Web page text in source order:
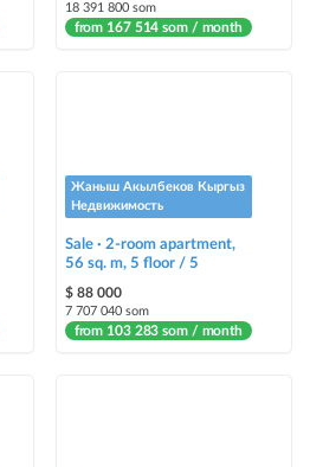
18 391 800 som
from 167 514 som / month
Жаныш Акылбеков Кыргыз
Недвижимость
Sale · 2-room apartment,
56 sq. m, 5 floor / 5
$ 88 000
7 707 040 som
from 103 283 som / month